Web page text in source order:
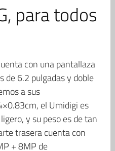
para todos
con una pantallaza
de 6.2 pulgadas y doble
a sus
el Umidigi es
y su peso es de tan
trasera cuenta con
+ 8MP de